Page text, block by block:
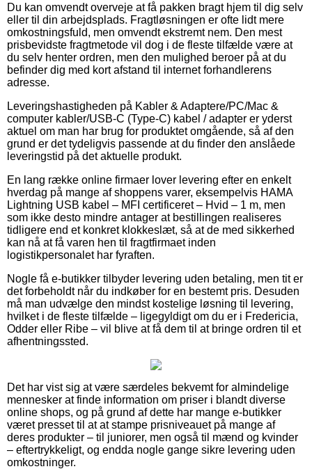
Du kan omvendt overveje at få pakken bragt hjem til dig selv
eller til din arbejdsplads. Fragtløsningen er ofte lidt mere
omkostningsfuld, men omvendt ekstremt nem. Den mest
prisbevidste fragtmetode vil dog i de fleste tilfælde være at
du selv henter ordren, men den mulighed beroer på at du
befinder dig med kort afstand til internet forhandlerens
adresse.
Leveringshastigheden på Kabler & Adaptere/PC/Mac &
computer kabler/USB-C (Type-C) kabel / adapter er yderst
aktuel om man har brug for produktet omgående, så af den
grund er det tydeligvis passende at du finder den anslåede
leveringstid på det aktuelle produkt.
En lang række online firmaer lover levering efter en enkelt
hverdag på mange af shoppens varer, eksempelvis HAMA
Lightning USB kabel – MFI certificeret – Hvid – 1 m, men
som ikke desto mindre antager at bestillingen realiseres
tidligere end et konkret klokkeslæt, så at de med sikkerhed
kan nå at få varen hen til fragtfirmaet inden
logistikpersonalet har fyraften.
Nogle få e-butikker tilbyder levering uden betaling, men tit er
det forbeholdt når du indkøber for en bestemt pris. Desuden
må man udvælge den mindst kostelige løsning til levering,
hvilket i de fleste tilfælde – ligegyldigt om du er i Fredericia,
Odder eller Ribe – vil blive at få dem til at bringe ordren til et
afhentningssted.
Det har vist sig at være særdeles bekvemt for almindelige
mennesker at finde information om priser i blandt diverse
online shops, og på grund af dette har mange e-butikker
været presset til at at stampe prisniveauet på mange af
deres produkter – til juniorer, men også til mænd og kvinder
– eftertrykkeligt, og endda nogle gange sikre levering uden
omkostninger.